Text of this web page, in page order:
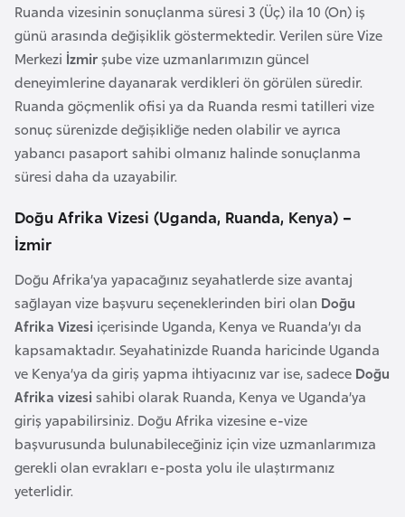
Ruanda vizesinin sonuçlanma süresi 3 (Üç) ila 10 (On) iş
günü arasında değişiklik göstermektedir. Verilen süre Vize
Merkezi İzmirşube vize uzmanlarımızın güncel
deneyimlerine dayanarak verdikleri ön görülen süredir.
Ruanda göçmenlik ofisi ya da Ruanda resmi tatilleri vize
sonuç sürenizde değişikliğe neden olabilir ve ayrıca
yabancı pasaport sahibi olmanız halinde sonuçlanma
süresi daha da uzayabilir.
Doğu Afrika Vizesi (Uganda, Ruanda, Kenya) –
İzmir
Doğu Afrika’ya yapacağınız seyahatlerde size avantaj
sağlayan vize başvuru seçeneklerinden biri olan Doğu
Afrika Vizesi içerisinde Uganda, Kenya ve Ruanda’yı da
kapsamaktadır. Seyahatinizde Ruanda haricinde Uganda
ve Kenya’ya da giriş yapma ihtiyacınız var ise, sadece Doğu
Afrika vizesi sahibi olarak Ruanda, Kenya ve Uganda’ya
giriş yapabilirsiniz. Doğu Afrika vizesine e-vize
başvurusunda bulunabileceğiniz için vize uzmanlarımıza
gerekli olan evrakları e-posta yolu ile ulaştırmanız
yeterlidir.
i
b
u
t
i
Ç
n
D
a
n
m
a
r
k
a